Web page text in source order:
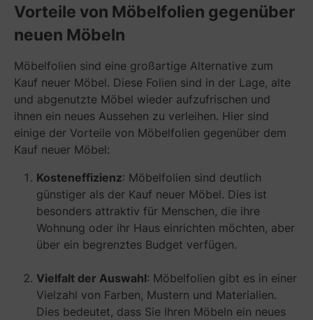
Vorteile von Möbelfolien gegenüber
neuen Möbeln
Möbelfolien sind eine großartige Alternative zum
Kauf neuer Möbel. Diese Folien sind in der Lage, alte
und abgenutzte Möbel wieder aufzufrischen und
ihnen ein neues Aussehen zu verleihen. Hier sind
einige der Vorteile von Möbelfolien gegenüber dem
Kauf neuer Möbel:
Kosteneffizienz: Möbelfolien sind deutlich
günstiger als der Kauf neuer Möbel. Dies ist
besonders attraktiv für Menschen, die ihre
Wohnung oder ihr Haus einrichten möchten, aber
über ein begrenztes Budget verfügen.
Vielfalt der Auswahl: Möbelfolien gibt es in einer
Vielzahl von Farben, Mustern und Materialien.
Dies bedeutet, dass Sie Ihren Möbeln ein neues